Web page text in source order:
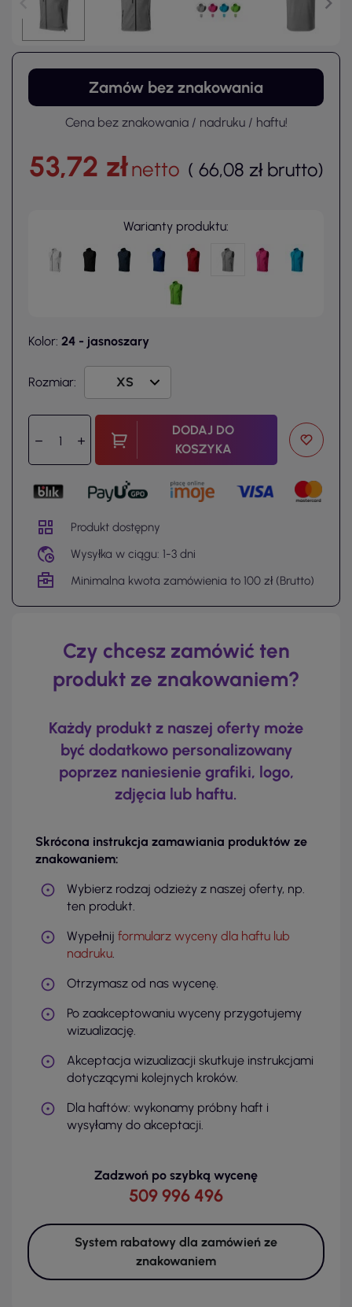
Zamów bez znakowania
Cena bez znakowania / nadruku / haftu!
53,72 złnetto ( 66,08 zł brutto)
Warianty produktu:
Kolor: 24 - jasnoszary
Rozmiar:
DODAJ DO
KOSZYKA
Produkt dostępny
Wysyłka w ciągu: 1-3 dni
Minimalna kwota zamówienia to 100 zł (Brutto)
Czy chcesz zamówić ten
produkt ze znakowaniem?
Każdy produkt z naszej oferty może
być dodatkowo personalizowany
poprzez naniesienie grafiki, logo,
zdjęcia lub haftu.
Skrócona instrukcja zamawiania produktów ze
znakowaniem:
Wybierz rodzaj odzieży z naszej oferty, np.
ten produkt.
Wypełnij formularz wyceny dla haftu lub
nadruku.
Otrzymasz od nas wycenę.
Po zaakceptowaniu wyceny przygotujemy
wizualizację.
Akceptacja wizualizacji skutkuje instrukcjami
dotyczącymi kolejnych kroków.
Dla haftów: wykonamy próbny haft i
wysyłamy do akceptacji.
Zadzwoń po szybką wycenę
509 996 496
System rabatowy dla zamówień ze
znakowaniem